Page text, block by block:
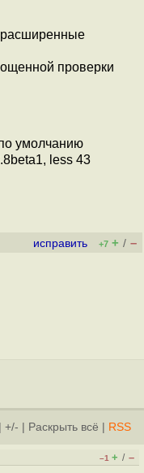
расширенные
проверки
умолчанию
less 43
исправить +7 + / –
+/- Раскрыть всё RSS
–1 + / –